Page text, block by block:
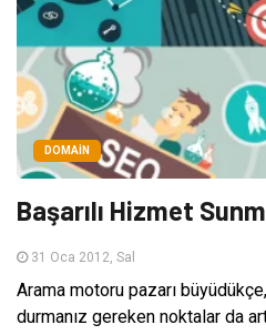
DOMAIN
Başarılı Hizmet
31 Oca 2012, Sal
Arama motoru pazarı
durmanız gereken noktalar da